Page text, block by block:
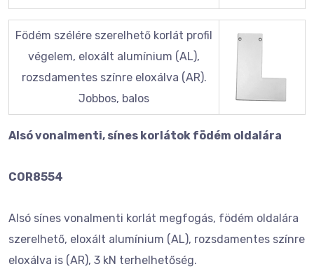
Födém szélére szerelhető korlát profil
végelem, eloxált alumínium (AL),
rozsdamentes színre eloxálva (AR).
Jobbos, balos
Alsó vonalmenti, sínes korlátok födém oldalára
COR8554
Alsó sínes vonalmenti korlát megfogás, födém oldalára
szerelhető, eloxált alumínium (AL), rozsdamentes színre
eloxálva is (AR), 3 kN terhelhetőség.